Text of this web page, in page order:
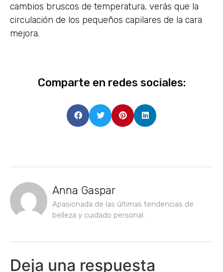
cambios bruscos de temperatura, verás que la
circulación de los pequeños capilares de la cara
mejora.
Comparte en redes sociales:
Anna Gaspar
Apasionada de las últimas tendencias de
belleza y cuidado personal.
Deja una respuesta